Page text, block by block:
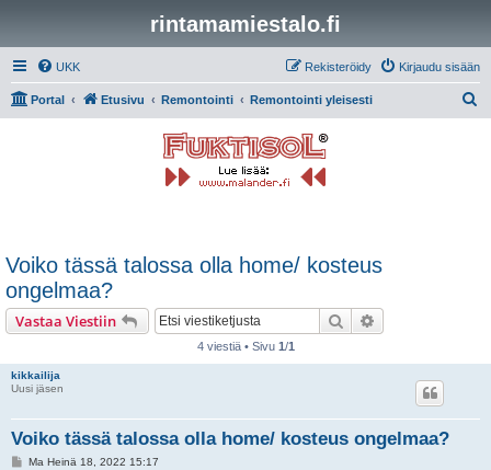
rintamamiestalo.fi
UKK Kirjaudu sisään
Rekisteröidy
Portal Etusivu Remontointi Remontointi yleisesti
Voiko tässä talossa olla home/ kosteus
ongelmaa?
Vastaa Viestiin Etsi
4 viestiä • Sivu 1/1
kikkailija
Uusi jäsen
Voiko tässä talossa olla home/ kosteus ongelmaa?
VMa Heinä 18, 2022 15:17